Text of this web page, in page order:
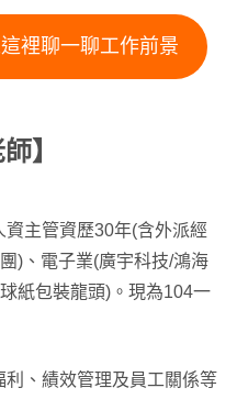
裡聊一聊工作前景
】
主管資歷30年(含外派經
)、電子業(廣宇科技/鴻海
紙包裝龍頭)。現為104一
、績效管理及員工關係等